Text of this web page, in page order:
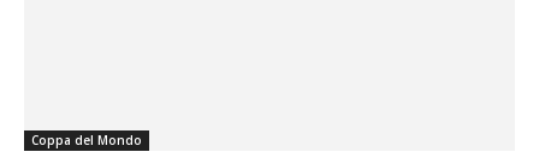
Coppa del Mondo